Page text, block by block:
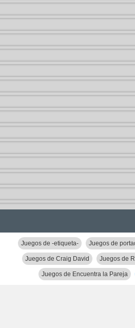
Juegos de -etiqueta- Juegos de
Juegos de Craig David Juegos de
Juegos de Encuentra la Pareja